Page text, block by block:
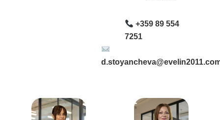
+359 89 554
7251